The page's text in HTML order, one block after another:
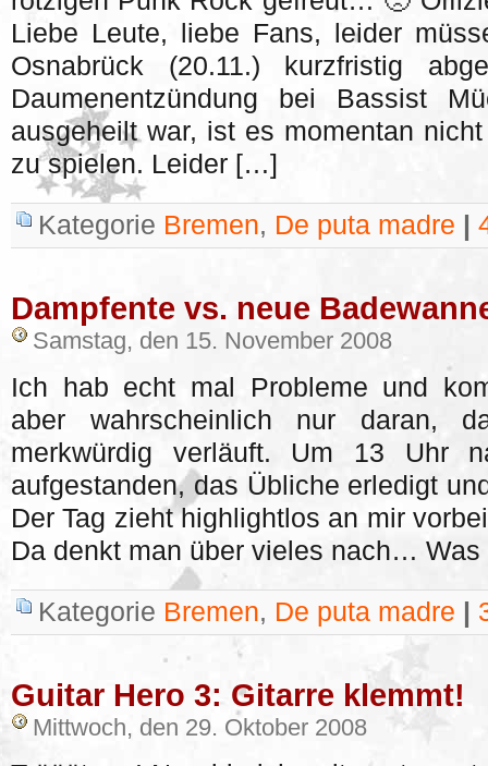
Liebe Leute, liebe Fans, leider
Osnabrück (20.11.) kurzfristig
Daumenentzündung bei Bassist
ausgeheilt war, ist es momentan
zu spielen. Leider […]
Kategorie Bremen, De puta madre
Dampfente vs. neue
Samstag, den 15. November 2008
Ich hab echt mal Probleme und
aber wahrscheinlich nur daran,
merkwürdig verläuft. Um 13 Uhr
aufgestanden, das Übliche erledigt
Der Tag zieht highlightlos an mir
Da denkt man über vieles nach…
Kategorie Bremen, De puta madre
Guitar Hero 3: Gitarre klemmt!
Mittwoch, den 29. Oktober 2008